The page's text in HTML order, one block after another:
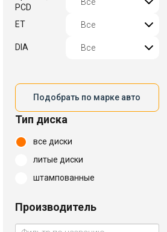
PCD
ET
DIA
Подобрать по марке авто
Тип диска
все диски
литые диски
штампованные
Производитель